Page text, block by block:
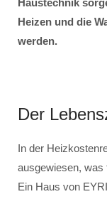
Haustechnik
Heizen und die
werden.
Der
In der
ausgewiesen, was
Ein Haus von